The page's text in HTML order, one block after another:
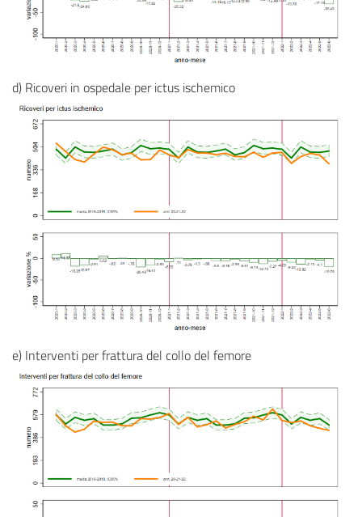
d) Ricoveri in ospedale per ictus ischemico
e) Interventi per frattura del collo del femore